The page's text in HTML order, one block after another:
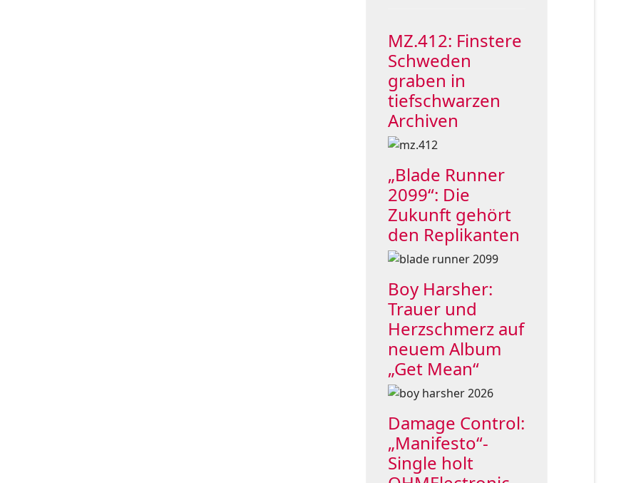
MZ.412: Finstere
Schweden
graben in
tiefschwarzen
Archiven
„Blade Runner
2099“: Die
Zukunft gehört
den Replikanten
Boy Harsher:
Trauer und
Herzschmerz auf
neuem Album
„Get Mean“
Damage Control:
„Manifesto“-
Single holt